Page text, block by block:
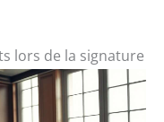
lors de la signature